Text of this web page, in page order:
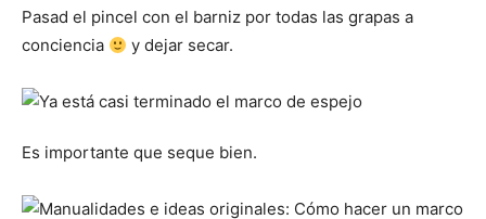
Pasad el pincel con el barniz por todas las grapas a
conciencia
y dejar secar.
Es importante que seque bien.